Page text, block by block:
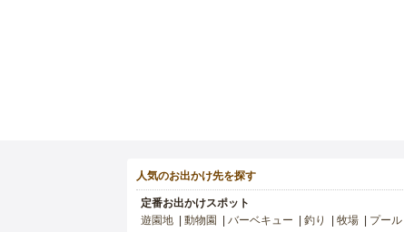
人気のお出かけ先を探す
定番お出かけスポット
遊園地
動物園 バーベキュー 釣り 牧場 プール